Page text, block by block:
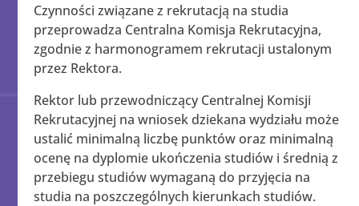
Czynności związane z rekrutacją na studia
przeprowadza Centralna Komisja Rekrutacyjna,
zgodnie z harmonogramem rekrutacji ustalonym
przez Rektora.
Rektor lub przewodniczący Centralnej Komisji
Rekrutacyjnej na wniosek dziekana wydziału może
ustalić minimalną liczbę punktów oraz minimalną
ocenę na dyplomie ukończenia studiów i średnią z
przebiegu studiów wymaganą do przyjęcia na
studia na poszczególnych kierunkach studiów.